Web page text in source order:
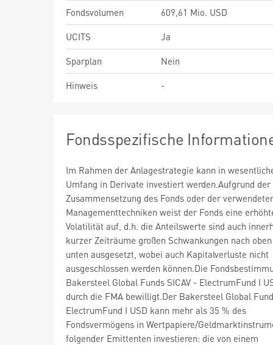
Fondsvolumen
609,61 Mio. USD
UCITS
Ja
Sparplan
Nein
Hinweis
-
Fondsspezifische
Im Rahmen der Anlagestrategie kann in
Umfang in Derivate investiert werden.Aufgrund der
Zusammensetzung des Fonds oder der
Managementtechniken weist der Fonds eine
Volatilität auf, d.h. die Anteilswerte sind auch
kurzer Zeiträume großen Schwankungen nach
unten ausgesetzt, wobei auch Kapitalverluste nicht
ausgeschlossen werden können.Die
Bakersteel Global Funds SICAV - ElectrumFund I
durch die FMA bewilligt.Der Bakersteel Global
ElectrumFund I USD kann mehr als 35 % des
Fondsvermögens in Wertpapiere/
folgender Emittenten investieren: die von einem